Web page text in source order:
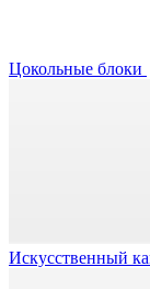
Цокольные блоки
Искусственный